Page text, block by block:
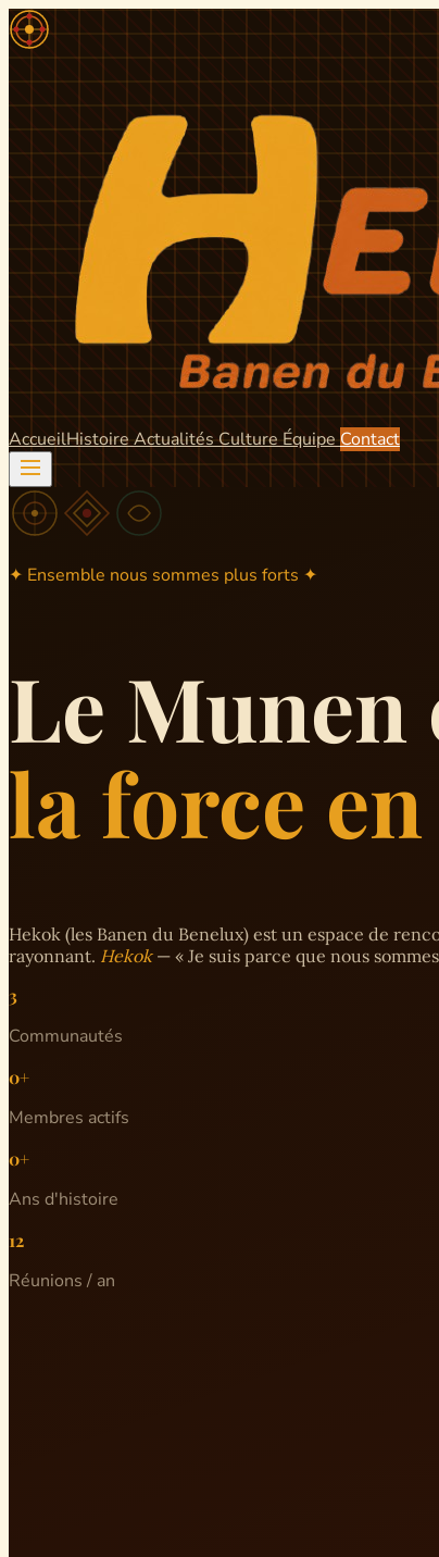
AccueilHistoire ActualitésCulture Équipe Contact
✦ Ensemble nous sommes plus forts ✦
Le Munen
la force
Hekok (les Banen du Benelux) est un espace de
rayonnant. Hekok— « Je suis parce que nous
3
Communautés
0+
Membres actifs
0+
Ans d'histoire
12
Réunions / an